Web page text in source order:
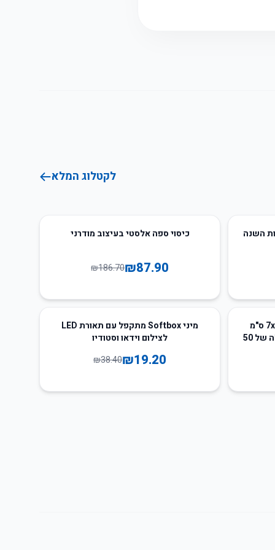
לקטלוג המלא
השנה כיסוי ספה אלסטי בעיצוב מודרני
₪87.90
₪186.70
תיקי אורגנזה עם שרוך בגודל 7x9 ס"מ
לאריזת מתנות ותכשיטים - חבילה של 50
50
מיני Softbox מתקפל עם תאורת LED
לצילום וידאו וסטודיו
₪19.20
₪38.40